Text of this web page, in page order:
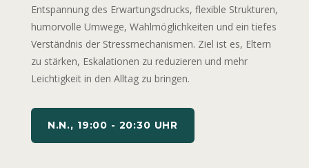
Entspannung des Erwartungsdrucks, flexible Strukturen,
humorvolle Umwege, Wahlmöglichkeiten und ein tiefes
Verständnis der Stressmechanismen. Ziel ist es, Eltern
zu stärken, Eskalationen zu reduzieren und mehr
Leichtigkeit in den Alltag zu bringen.
N.N., 19:00 - 20:30 UHR